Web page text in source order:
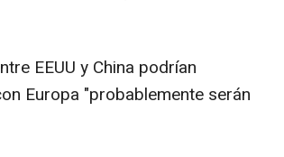
EEUU y China podrían
Europa "probablemente serán